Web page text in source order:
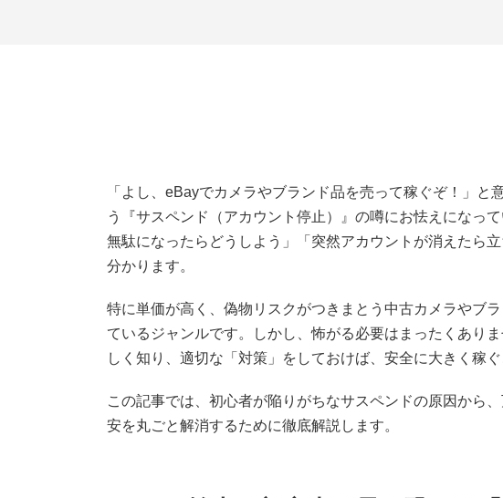
「よし、eBayでカメラやブランド品を売って稼ぐぞ！」と
う『サスペンド（アカウント停止）』の噂にお怯えになっ
無駄になったらどうしよう」「突然アカウントが消えたら
分かります。
特に単価が高く、偽物リスクがつきまとう中古カメラやブ
ているジャンルです。しかし、怖がる必要はまったくあり
しく知り、適切な「対策」をしておけば、安全に大きく稼ぐ
この記事では、初心者が陥りがちなサスペンドの原因から
安を丸ごと解消するために徹底解説します。